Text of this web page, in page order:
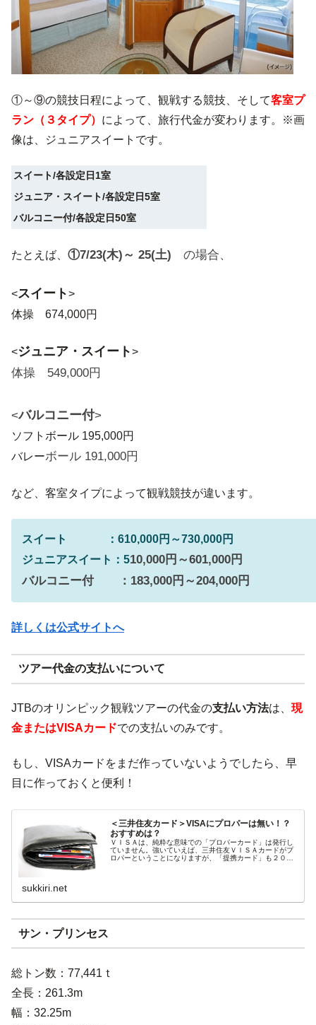
①～⑨の競技日程によって、観戦する競技、そして客室プ
ラン（３タイプ） によって、旅行代金が変わります。※画
像は、ジュニアスイートです。
スイート/各設定日1室
ジュニア・スイート/各設定日5室
バルコニー付/各設定日50室
たとえば、 ①7/23(木)～ 25(土) の場合、
<スイート>
体操 674,000円
<ジュニア・スイート>
体操 549,000円
<バルコニー付>
ソフトボール 195,000円
バレーボール 191,000円
など、客室タイプによって観戦競技が違います。
スイート ：610,000円～730,000円
ジュニアスイート：510,000円～601,000円
バルコニー付 ：183,000円～204,000円
詳しくは公式サイトへ
ツアー代金の支払いについて
JTBのオリンピック観戦ツアーの代金の支払い方法は、 現
金またはVISAカードでの支払いのみです。
もし、VISAカードをまだ作っていないようでしたら、早
目に作っておくと便利！
＜三井住友カード＞VISAにプロパーは無い！？
おすすめは？
ＶＩＳＡは、純粋な意味での「プロパーカード」は発行し
ていません。強いていえば、三井住友ＶＩＳＡカードがプ
ロパーということになりますが、「提携カード」も２００
sukkiri.net
サン・プリンセス
総トン数：77,441ｔ
全長：261.3m
幅：32.25m